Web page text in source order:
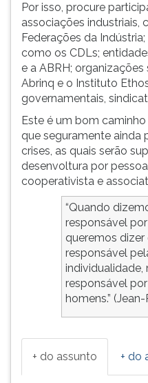
Por isso, procure
associações industriais,
Federações da
como os CDLs;
e a ABRH;
Abrinq e o Instituto
governamentais,
Este é um bom
que seguramente ainda
crises, as quais serão
desenvoltura por
cooperativista e
“Quando
responsável
queremos
responsável
individualidade,
responsável
homens.”
+ do assunto + do